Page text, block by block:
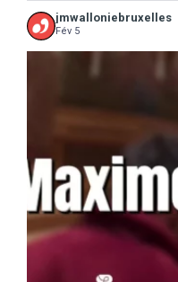
jmwalloniebruxelles
Fév 5
Il ne reste que